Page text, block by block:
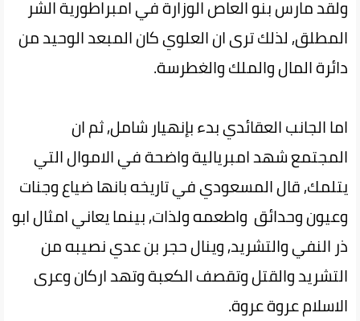
ولقد مارس بنو العاص الوزارة في امبراطورية الشر
المطلق, لذلك ترى ان العلوي كان المبعد الوحيد من
دائرة المال والملك والغطرسة.
اما الجانب العقائدي بدء بإنهيار شامل, ثم ان
المجتمع شهد امبريالية واضحة في الاموال التي
يتلمك, قال المسعودي في تاريخه بانها ضياع وجنات
وعيون وحدائق واطعمه ولذات, بينما يعاني امثال ابو
ذر النفي والتشريد, وينال حجر بن عدي نصيبه من
التشريد والقتل وتقصف الكعبة وتهد اركان وعرى
الاسلام عروة عروة.